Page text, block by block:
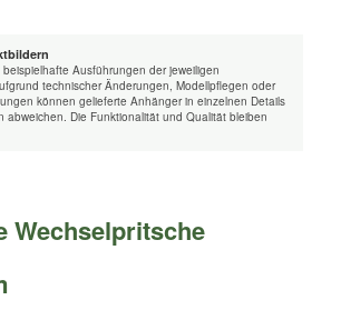
Ausführungen der jeweiligen
technischer Änderungen, Modellpflegen oder
können gelieferte Anhänger in einzelnen Details
abweichen. Die Funktionalität und Qualität bleiben
Wechselpritsche